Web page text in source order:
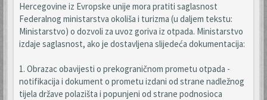
Hercegovine iz Evropske unije mora pratiti saglasnost
Federalnog ministarstva okoliša i turizma (u daljem tekstu:
Ministarstvo) o dozvoli za uvoz goriva iz otpada. Ministarstvo
izdaje saglasnost, ako je dostavljena slijedeća dokumentacija:
1. Obrazac obavijesti o prekograničnom prometu otpada -
notifikacija i dokument o prometu izdani od strane nadležnog
tijela države polazišta i popunjeni od strane podnosioca